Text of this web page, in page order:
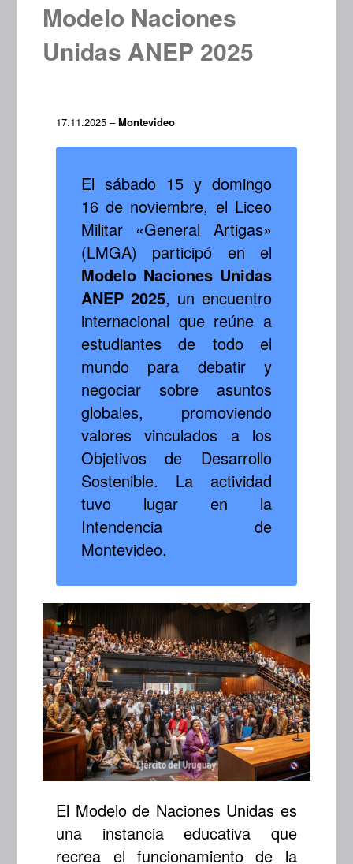
Modelo Naciones
Unidas ANEP 2025
17.11.2025 –Montevideo
El sábado 15 y domingo
16 de noviembre, el Liceo
Militar «General Artigas»
(LMGA) participó en el
Modelo Naciones Unidas
ANEP 2025, un encuentro
internacional que reúne a
estudiantes de todo el
mundo para debatir y
negociar sobre asuntos
globales, promoviendo
valores vinculados a los
Objetivos de Desarrollo
Sostenible. La actividad
tuvo lugar en la
Intendencia de
Montevideo.
El Modelo de Naciones Unidas es
una instancia educativa que
recrea el funcionamiento de la